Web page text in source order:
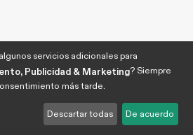
servicios adicionales para
Publicidad & Marketing? Siempre
más tarde.
Descartar todas De acuerdo